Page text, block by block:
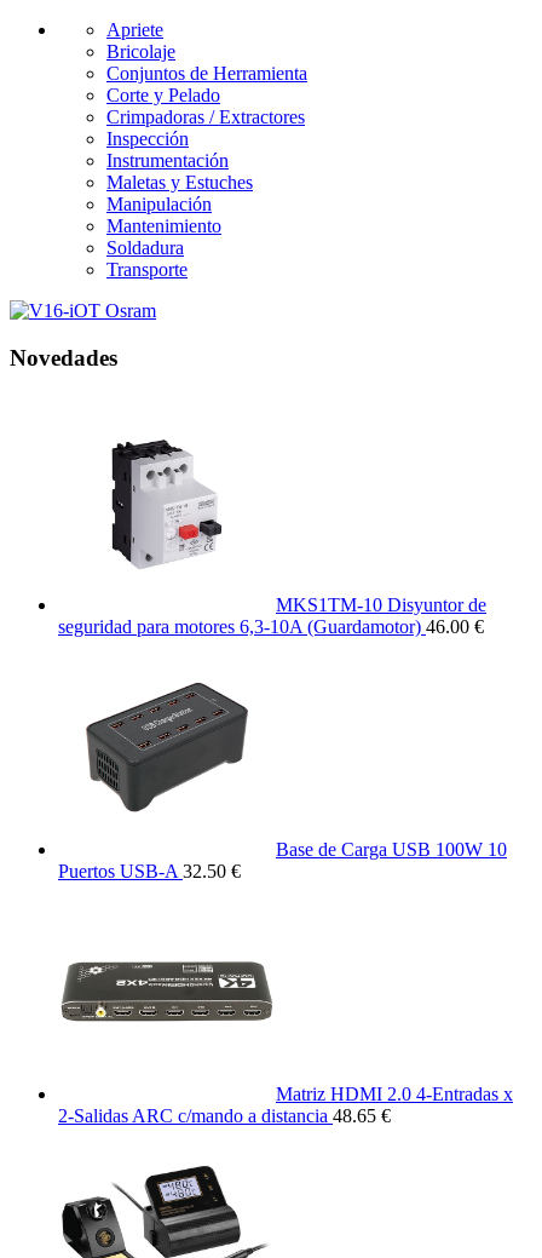
Apriete
Bricolaje
Conjuntos de Herramienta
Corte y Pelado
Crimpadoras / Extractores
Inspección
Instrumentación
Maletas y Estuches
Manipulación
Mantenimiento
Soldadura
Transporte
Novedades
MKS1TM-10 Disyuntor de
seguridad para motores 6,3-10A (Guardamotor) 46.00 €
Base de Carga USB 100W 10
Puertos USB-A 32.50 €
Matriz HDMI 2.0 4-Entradas x
2-Salidas ARC c/mando a distancia 48.65 €